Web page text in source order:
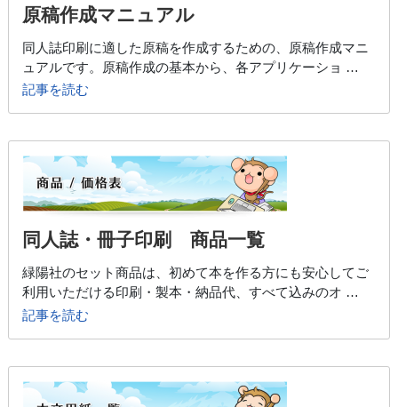
原稿作成マニュアル
同人誌印刷に適した原稿を作成するための、原稿作成マニ
ュアルです。原稿作成の基本から、各アプリケーショ …
記事を読む
同人誌・冊子印刷 商品一覧
緑陽社のセット商品は、初めて本を作る方にも安心してご
利用いただける印刷・製本・納品代、すべて込みのオ …
記事を読む